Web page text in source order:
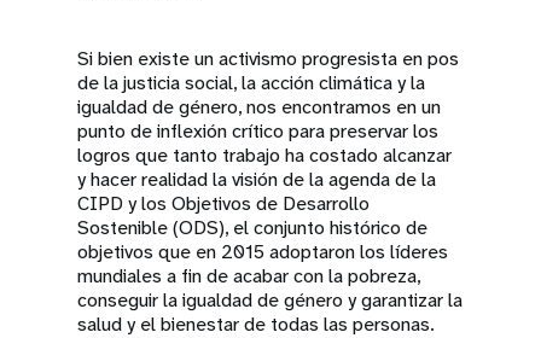
Si bien existe un activismo progresista en pos
de la justicia social, la acción climática y la
igualdad de género, nos encontramos en un
punto de inflexión crítico para preservar los
logros que tanto trabajo ha costado alcanzar
y hacer realidad la visión de la agenda de la
CIPD y los Objetivos de Desarrollo
Sostenible (ODS), el conjunto histórico de
objetivos que en 2015 adoptaron los líderes
mundiales a fin de acabar con la pobreza,
conseguir la igualdad de género y garantizar la
salud y el bienestar de todas las personas.